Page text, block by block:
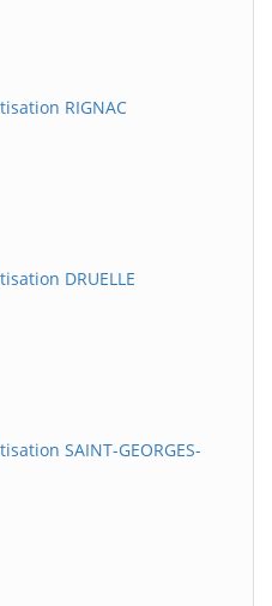
RIGNAC
DRUELLE
SAINT-GEORGES-